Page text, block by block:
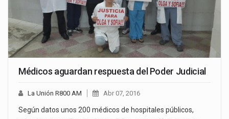
Médicos aguardan respuesta del Poder Judicial
La Unión R800 AM Abr 07, 2016
Según datos unos 200 médicos de hospitales públicos,